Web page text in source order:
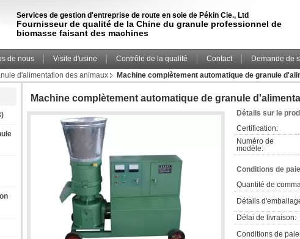
Services de gestion d'entreprise de route en soie de Pékin Cie., Ltd
Fournisseur de qualité de la Chine du granule professionnel de
biomasse faisant des machines
de nous Visite d'usine Contrôle de la qualité Contact
Demande de
d'alimentation des animaux Machine complètement automatique de granule
Machine complètement automatique de granule
Détails sur le
Certification:
Numéro de
modèle:
Conditions de
Quantité de
Détails
Délai de livraison:
Conditions de